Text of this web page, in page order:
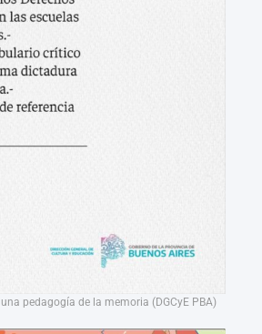
pedagogía de la memoria (DGCyE PBA)